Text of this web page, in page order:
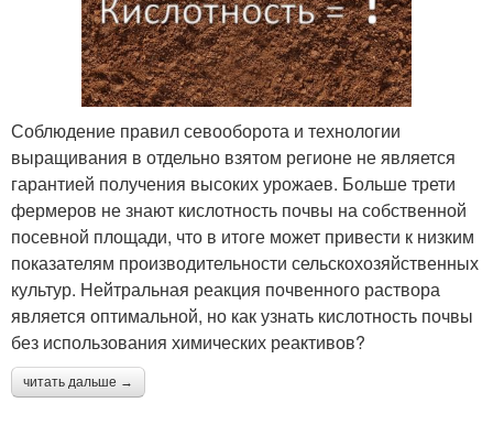
Соблюдение правил севооборота и технологии
выращивания в отдельно взятом регионе не является
гарантией получения высоких урожаев. Больше трети
фермеров не знают кислотность почвы на собственной
посевной площади, что в итоге может привести к низким
показателям производительности сельскохозяйственных
культур. Нейтральная реакция почвенного раствора
является оптимальной, но как узнать кислотность почвы
без использования химических реактивов?
читать дальше →